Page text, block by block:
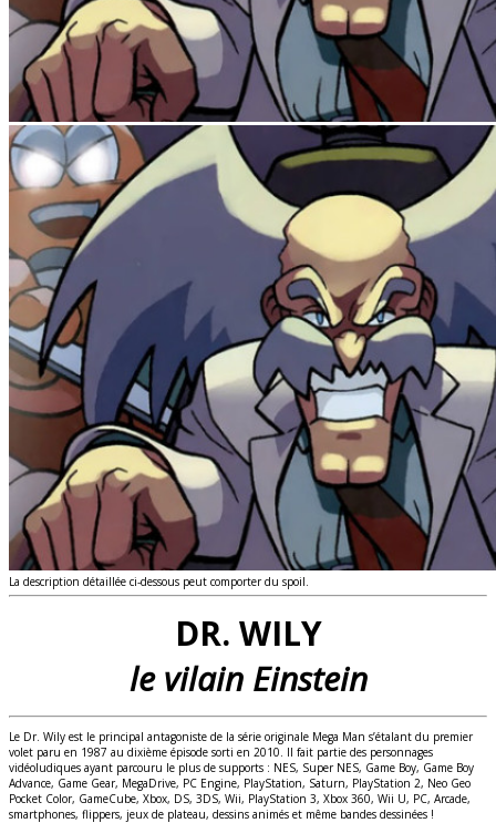
La description détaillée ci-dessous peut comporter du spoil.
DR. WILY
le vilain Einstein
Le Dr. Wily est le principal antagoniste de la série originale Mega Man s’étalant du premier
volet paru en 1987 au dixième épisode sorti en 2010. Il fait partie des personnages
vidéoludiques ayant parcouru le plus de supports : NES, Super NES, Game Boy, Game Boy
Advance, Game Gear, MegaDrive, PC Engine, PlayStation, Saturn, PlayStation 2, Neo Geo
Pocket Color, GameCube, Xbox, DS, 3DS, Wii, PlayStation 3, Xbox 360, Wii U, PC, Arcade,
smartphones, flippers, jeux de plateau, dessins animés et même bandes dessinées !